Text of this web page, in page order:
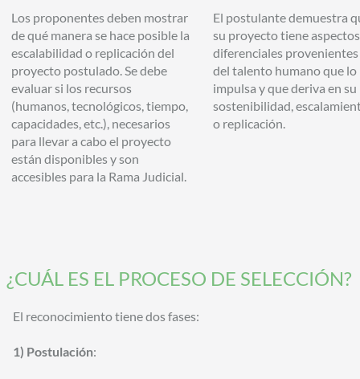
Los proponentes deben mostrar
de qué manera se hace posible la
escalabilidad o replicación del
proyecto postulado. Se debe
evaluar si los recursos
(humanos, tecnológicos, tiempo,
capacidades, etc.), necesarios
para llevar a cabo el proyecto
están disponibles y son
accesibles para la Rama Judicial.
El postulante demuestra
su proyecto tiene aspectos
diferenciales provenientes
del talento humano que lo
impulsa y que deriva en su
sostenibilidad,
o replicación.
¿CUÁL ES EL PROCESO DE SELECCIÓN?
El reconocimiento tiene dos fases:
1) Postulación: